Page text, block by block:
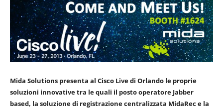
Mida Solutions presenta al Cisco Live di Orlando le proprie
soluzioni innovative tra le quali il posto operatore Jabber
based, la soluzione di registrazione centralizzata MidaRec e la